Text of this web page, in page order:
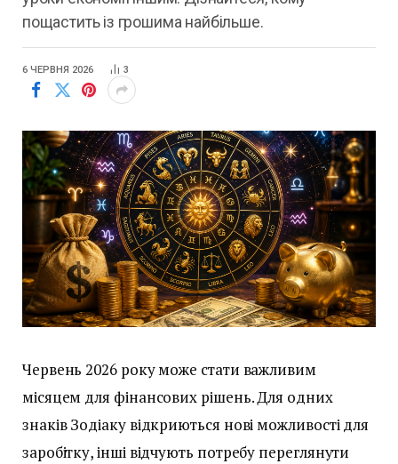
пощастить із грошима найбільше.
6 ЧЕРВНЯ 2026 3
Червень 2026 року може стати важливим
місяцем для фінансових рішень. Для одних
знаків Зодіаку відкриються нові можливості для
заробітку, інші відчують потребу переглянути